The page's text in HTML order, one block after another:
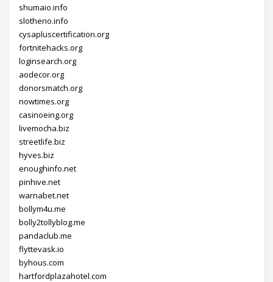
shumaio.info
slotherio.info
cysapluscertification.org
fortnitehacks.org
loginsearch.org
aodecor.org
donorsmatch.org
nowtimes.org
casinoeing.org
livemocha.biz
streetlife.biz
hyves.biz
enoughinfo.net
pinhive.net
warnabet.net
bollym4u.me
bolly2tollyblog.me
pandaclub.me
flyttevask.io
byhous.com
hartfordplazahotel.com